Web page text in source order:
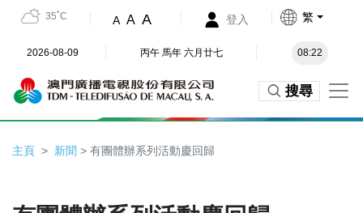
35˚C A A A 登入 繁
2026-08-09 丙午 馬年 六月廿七 08:22
搜尋
主頁 新聞 > 有團體辦系列活動慶回歸